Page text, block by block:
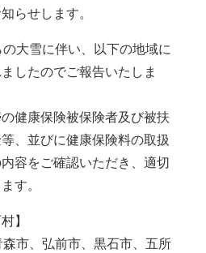
らせします。
大雪に伴い、以下の地域に
したのでご報告いたしま
健康保険被保険者及び被扶
、並びに健康保険料の取扱
容をご確認いただき、適切
す。
】
市、弘前市、黒石市、五所